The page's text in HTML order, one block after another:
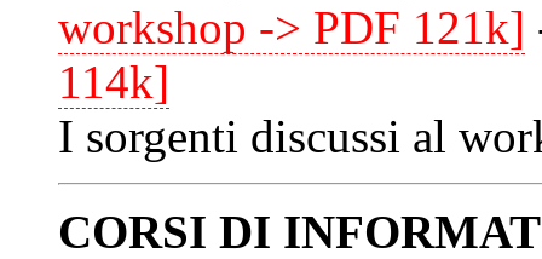
workshop -> PDF 121k]
114k]
I sorgenti discussi al
CORSI DI